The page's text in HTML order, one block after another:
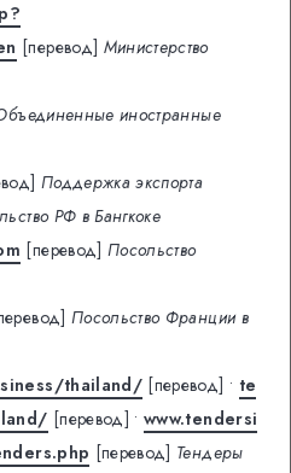
[перевод] Министерство
иностранные
Поддержка экспорта
РФ в Бангкоке
[перевод] Посольство
Посольство Франции в
thailand/ [перевод] • te
[перевод] •www.tendersi
[перевод] Тендеры